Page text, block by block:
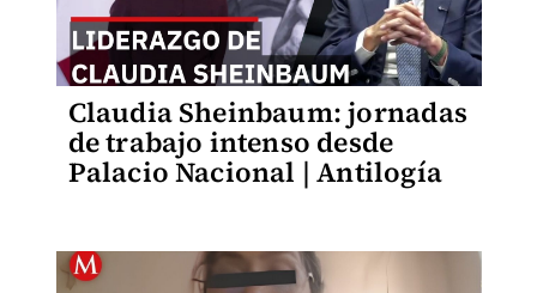
Claudia Sheinbaum: jornadas
de trabajo intenso desde
Palacio Nacional | Antilogía